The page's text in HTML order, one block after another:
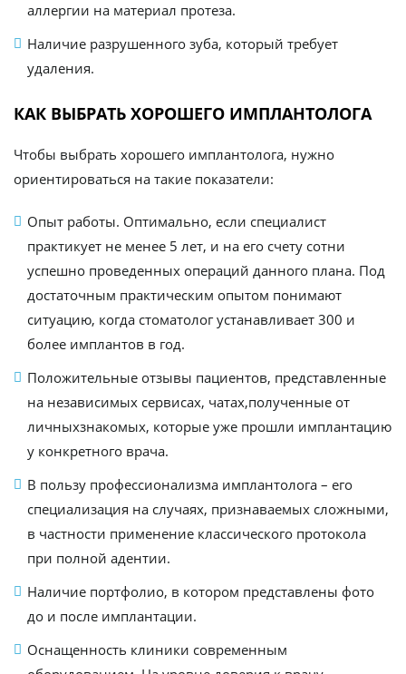
аллергии на материал протеза.
Наличие разрушенного зуба, который требует
удаления.
КАК ВЫБРАТЬ ХОРОШЕГО ИМПЛАНТОЛОГА
Чтобы выбрать хорошего имплантолога, нужно
ориентироваться на такие показатели:
Опыт работы. Оптимально, если специалист
практикует не менее 5 лет, и на его счету сотни
успешно проведенных операций данного плана. Под
достаточным практическим опытом понимают
ситуацию, когда стоматолог устанавливает 300 и
более имплантов в год.
Положительные отзывы пациентов, представленные
на независимых сервисах, чатах,полученные от
личныхзнакомых, которые уже прошли имплантацию
у конкретного врача.
В пользу профессионализма имплантолога – его
специализация на случаях, признаваемых сложными,
в частности применение классического протокола
при полной адентии.
Наличие портфолио, в котором представлены фото
до и после имплантации.
Оснащенность клиники современным